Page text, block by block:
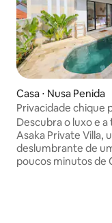
Casa ⋅ Nusa Penida
Privacidade chique
Descubra o luxo e
Asaka Private Villa,
deslumbrante de
poucos minutos de